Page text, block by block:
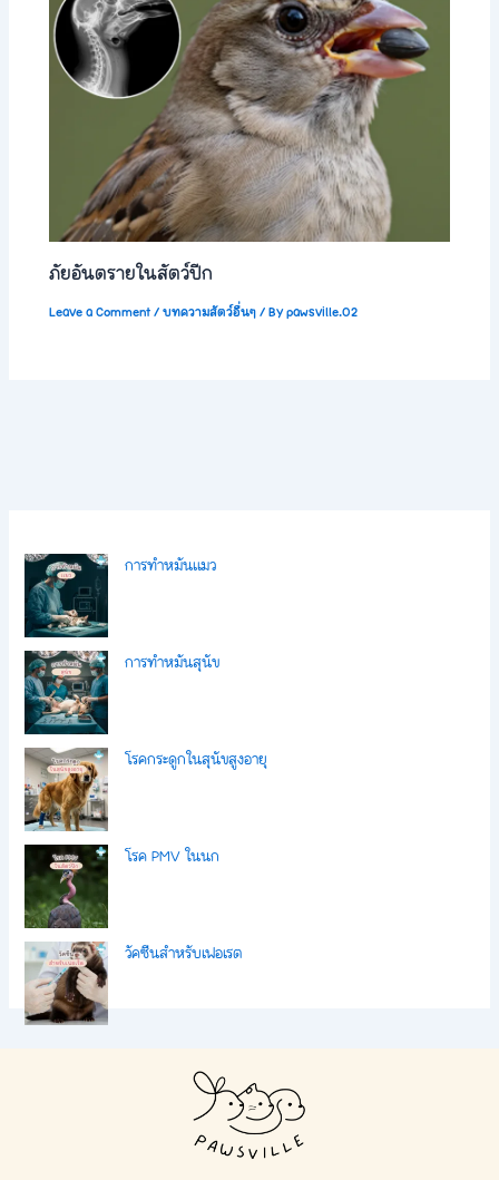
ภัยอันตรายในสัตว์ปีก
Leave a Comment/บทความสัตว์อื่นๆ/ Bypawsville.02
การทำหมันแมว
การทำหมันสุนัข
โรคกระดูกในสุนัขสูงอายุ
โรค PMV ในนก
วัคซีนสำหรับเฟอเรต